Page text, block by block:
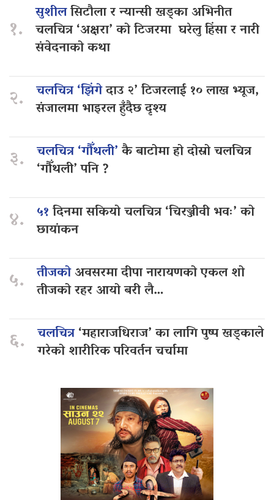
१.
सुशीलसिटौला र न्यान्सी खड्का अभिनीत
चलचित्र ‘अक्षरा’ को टिजरमा घरेलु हिंसा र नारी
संवेदनाको कथा
२. चलचित्र ‘झिंगेदाउ २’ टिजरलाई १० लाख भ्यूज,
संजालमा भाइरल हुँदैछ दृश्य
३. चलचित्र ‘गौँथली’कै बाटोमा हो दोस्रो चलचित्र
‘गौँथली’ पनि ?
४. ५१दिनमा सकियो चलचित्र ‘चिरञ्जीवी भवः’ को
छायांकन
५. तीजकोअवसरमा दीपा नारायणको एकल शो
तीजको रहर आयो बरी लै…
६. चलचित्र‘महाराजधिराज’ का लागि पुष्प खड्काले
गरेको शारीरिक परिवर्तन चर्चामा